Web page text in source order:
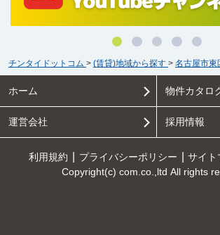
チンタイドットコム > (賃貸)地域から探す > 名古屋市東
ホーム 物件カタロ
運営会社 採用情報
利用規約 プライバシーポリシー サイト
Copyright(c) com.co.,ltd All rights